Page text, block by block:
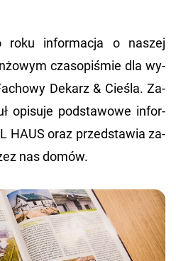
roku in­for­ma­cja o na­szej
cza­so­pi­śmie dla wy­
De­karz & Cie­śla. Za­
opi­su­je pod­sta­wo­we in­for­
HAUS oraz przed­sta­wia za­
nas domów.